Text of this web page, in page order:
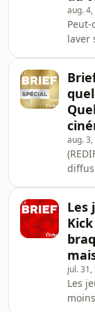
droit
aug.
laver
en
de
aug.
sur
de
Les
jul. 31,
Les